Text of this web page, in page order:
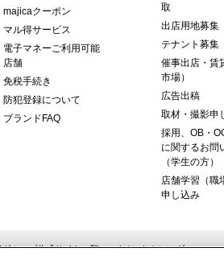
majicaクーポン
マル得サービス
電子マネーご利用可能
店舗
免税手続き
防犯登録について
ブランドFAQ
取
出店用地募集
テナント募集
催事出店・賃
市場）
広告出稿
取材・撮影申
採用、OB・
に関するお問
（学生の方）
店舗学習（職
申し込み
グループ公式サイト一覧 イベントカレンダー